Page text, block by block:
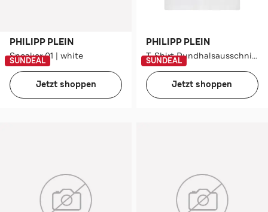
PHILIPP PLEIN
Sneaker 01 | white
SUNDEAL
Jetzt shoppen
PHILIPP PLEIN
T-Shirt Rundhalsausschnitt Ss
SUNDEAL
Jetzt shoppen